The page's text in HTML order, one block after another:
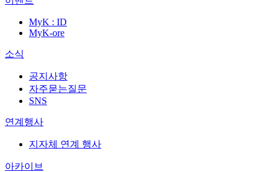
MyK : ID
MyK-ore
소식
공지사항
자주묻는질문
SNS
연계행사
지자체 연계 행사
아카이브